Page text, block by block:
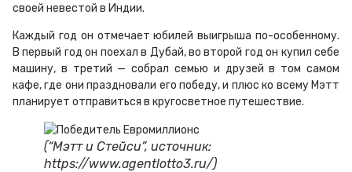
своей невестой в Индии.
Каждый год он отмечает юбилей выигрыша по-особенному.
В первый год он поехал в Дубай, во второй год он купил себе
машину, в третий — собрал семью и друзей в том самом
кафе, где они праздновали его победу, и плюс ко всему Мэтт
планирует отправиться в кругосветное путешествие.
(“Мэтт и Стейси”, источник:
https://www.agentlotto3.ru/)